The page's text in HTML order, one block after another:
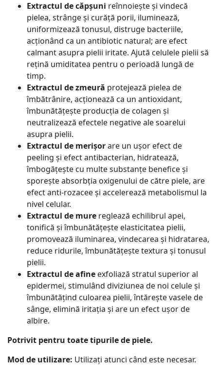
Extractul de căpșuni reînnoiește și vindecă
pielea, strânge și curăță porii, iluminează,
uniformizează tonusul, distruge bacteriile,
acționând ca un antibiotic natural; are efect
calmant asupra pielii iritate. Ajută celulele pielii să
rețină umiditatea pentru o perioadă lungă de
timp.
Extractul de zmeură protejează pielea de
îmbătrânire, acționează ca un antioxidant,
îmbunătățește producția de colagen și
neutralizează efectele negative ale soarelui
asupra pielii.
Extractul de merișorare un ușor efect de
peeling și efect antibacterian, hidratează,
îmbogățește cu multe substanțe benefice și
sporește absorbția oxigenului de către piele, are
efect anti-rozacee și accelerează metabolismul la
nivel celular.
Extractul de mure reglează echilibrul apei,
tonifică și îmbunătățește elasticitatea pielii,
promovează iluminarea, vindecarea și hidratarea,
reduce ridurile, îmbunătățește textura și tonusul
pielii.
Extractul de afine exfoliază stratul superior al
epidermei, stimulând diviziunea de noi celule și
îmbunătățind culoarea pielii, întărește vasele de
sânge, elimină iritația și are un efect ușor de
albire.
Potrivit pentru toate tipurile de piele.
Mod de utilizare: Utilizați atunci când este necesar.